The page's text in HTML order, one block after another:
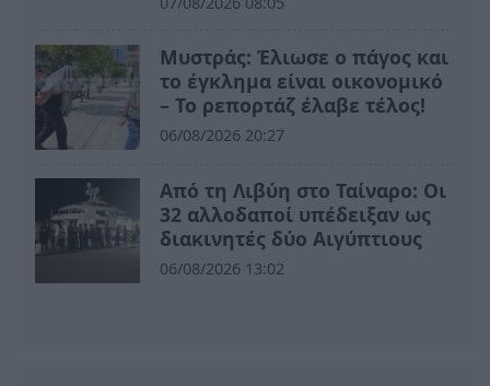
Μυστράς: Έλιωσε ο πάγος και
το έγκλημα είναι οικονομικό
– Το ρεπορτάζ έλαβε τέλος!
06/08/2026 20:27
Από τη Λιβύη στο Ταίναρο: Οι
32 αλλοδαποί υπέδειξαν ως
διακινητές δύο Αιγύπτιους
06/08/2026 13:02